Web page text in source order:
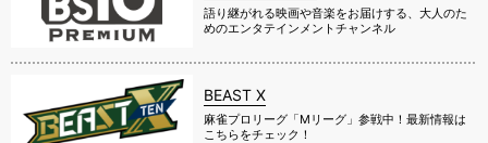
語り継がれる映画や音楽をお届けする、大人のた
めのエンタテインメントチャンネル
BEAST X
麻雀プロリーグ「Mリーグ」参戦中！最新情報は
こちらをチェック！